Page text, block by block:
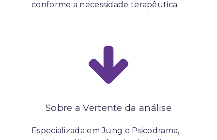
conforme a necessidade terapêutica.
Sobre a Vertente da análise
Especializada em Jung e Psicodrama,